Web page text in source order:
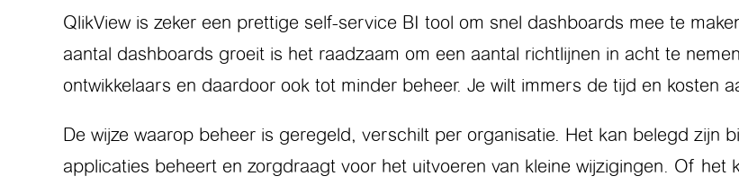
QlikView is zeker een prettige self-service BI tool om snel dashboards mee te
aantal dashboards groeit is het raadzaam om een aantal richtlijnen in acht te
ontwikkelaars en daardoor ook tot minder beheer. Je wilt immers de tijd en kosten
De wijze waarop beheer is geregeld, verschilt per organisatie. Het kan belegd zijn
applicaties beheert en zorgdraagt voor het uitvoeren van kleine wijzigingen. Of